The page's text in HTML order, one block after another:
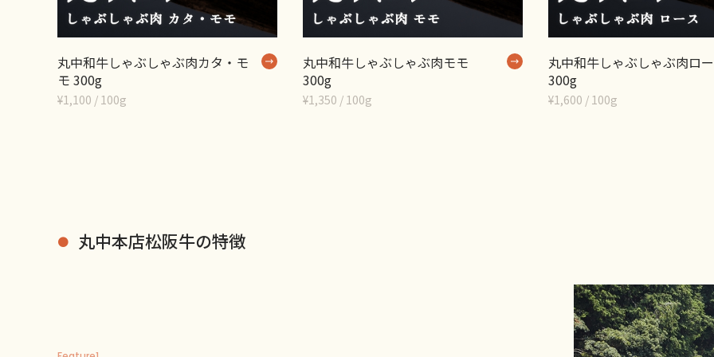
丸中和牛しゃぶしゃぶ肉カタ・モ
モ 300g
¥1,100 / 100g
丸中和牛しゃぶしゃぶ肉モモ
300g
¥1,350 / 100g
丸中和牛しゃぶしゃぶ肉ロ
300g
¥1,600 / 100g
丸中本店松阪牛の特徴